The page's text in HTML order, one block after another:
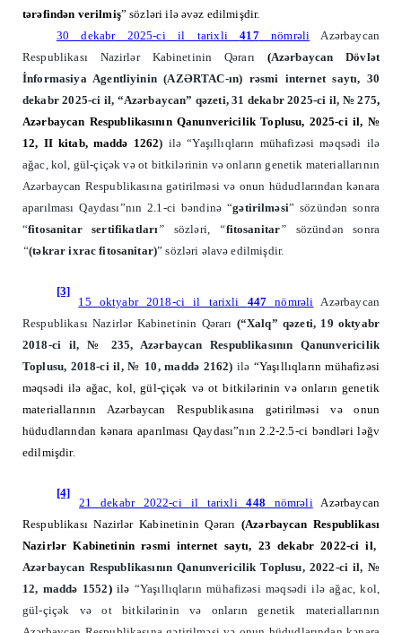
tərəfindən verilmiş” sözləri ilə əvəz edilmişdir.
30 dekabr 2025-ci il tarixli417nömrəli Azərbaycan
Respublikası Nazirlər Kabinetinin Qərarı (Azərbaycan Dövlət
İnformasiya Agentliyinin (AZƏRTAC-ın) rəsmi internet saytı, 30
dekabr 2025-ci il, “Azərbaycan” qəzeti, 31 dekabr2025-ci il, № 275,
Azərbaycan Respublikasının Qanunvericilik Toplusu, 2025-ci il, №
12, II kitab, maddə 1262) ilə“Yaşıllıqların mühafizəsi məqsədi ilə
ağac, kol, gül-çiçək və ot bitkilərinin və onların genetik materiallarının
Azərbaycan Respublikasına gətirilməsi və onun hüdudlarından kənara
aparılması Qaydası”nın 2.1-ci bəndinə “gətirilməsi” sözündən sonra
“fitosanitar sertifikatları ” sözləri, “fitosanitar” sözündən sonra
“(təkrar ixrac fitosanitar)” sözləri əlavə edilmişdir.
[3]
15 oktyabr 2018-ci il tarixli 447nömrəli Azərbaycan
Respublikası Nazirlər Kabinetinin Qərarı (“Xalq” qəzeti, 19 oktyabr
2018-ci il, № 235, Azərbaycan Respublikasının Qanunvericilik
Toplusu, 2018-ci il, № 10, maddə 2162) ilə “Yaşıllıqların mühafizəsi
məqsədi ilə ağac, kol, gül-çiçək və ot bitkilərinin və onların genetik
materiallarının Azərbaycan Respublikasına gətirilməsi və onun
hüdudlarından kənara aparılması Qaydası”nın 2.2-2.5-ci bəndləri ləğv
edilmişdir.
[4]
21 dekabr 2022-ci il tarixli448 nömrəli Azərbaycan
RespublikasıNazirlər Kabinetinin Qərarı (Azərbaycan Respublikası
Nazirlər Kabinetinin rəsmi internet saytı, 23 dekabr 2022-ci il,
Azərbaycan Respublikasının Qanunvericilik Toplusu, 2022-ci il, №
12, maddə 1552) ilə “Yaşıllıqların mühafizəsi məqsədi ilə ağac, kol,
gül-çiçək və ot bitkilərinin və onların genetik materiallarının